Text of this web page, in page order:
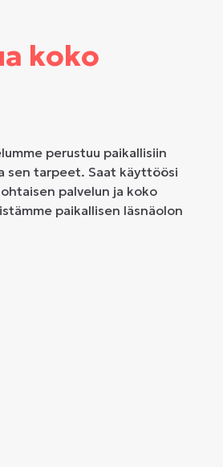
koko
perustuu paikallisiin
sen tarpeet. Saat käyttöösi
palvelun ja koko
paikallisen läsnäolon